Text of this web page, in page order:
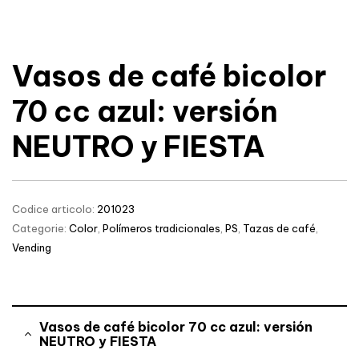
Vasos de café bicolor
70 cc azul: versión
NEUTRO y FIESTA
Codice articolo: 201023
Categorie: Color Polímeros tradicionales PS Tazas de café
Vending
Vasos de café bicolor 70 cc azul: versión
NEUTRO y FIESTA